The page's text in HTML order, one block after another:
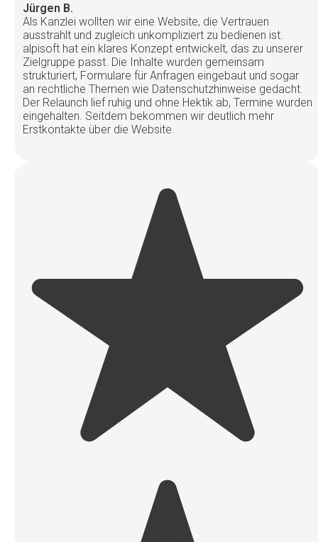
Jürgen B.
Als Kanzlei wollten wir eine Website, die Vertrauen
ausstrahlt und zugleich unkompliziert zu bedienen ist.
alpisoft hat ein klares Konzept entwickelt, das zu unserer
Zielgruppe passt. Die Inhalte wurden gemeinsam
strukturiert, Formulare für Anfragen eingebaut und sogar
an rechtliche Themen wie Datenschutzhinweise gedacht.
Der Relaunch lief ruhig und ohne Hektik ab, Termine wurden
eingehalten. Seitdem bekommen wir deutlich mehr
Erstkontakte über die Website.